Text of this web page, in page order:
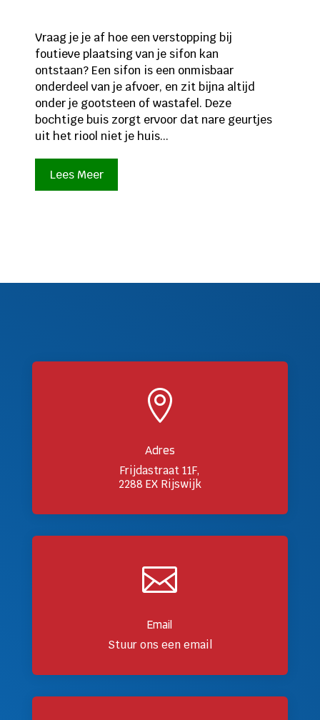
Vraag je je af hoe een verstopping bij
foutieve plaatsing van je sifon kan
ontstaan? Een sifon is een onmisbaar
onderdeel van je afvoer, en zit bijna altijd
onder je gootsteen of wastafel. Deze
bochtige buis zorgt ervoor dat nare geurtjes
uit het riool niet je huis...
Lees Meer

Adres
Frijdastraat 11F,
2288 EX Rijswijk

Email
Stuur ons een email